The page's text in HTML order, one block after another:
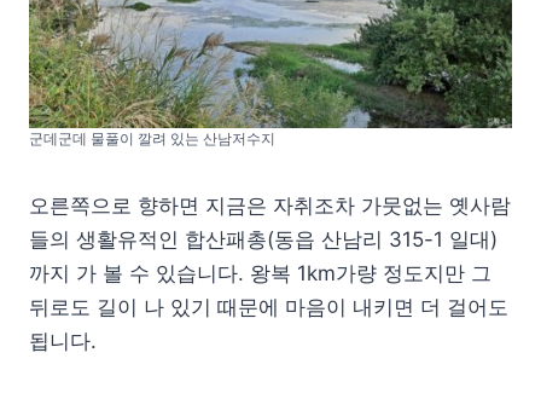
군데군데 물풀이 깔려 있는 산남저수지
오른쪽으로 향하면 지금은 자취조차 가뭇없는 옛사람
들의 생활유적인 합산패총(동읍 산남리 315-1 일대)
까지 가 볼 수 있습니다. 왕복 1km가량 정도지만 그
뒤로도 길이 나 있기 때문에 마음이 내키면 더 걸어도
됩니다.